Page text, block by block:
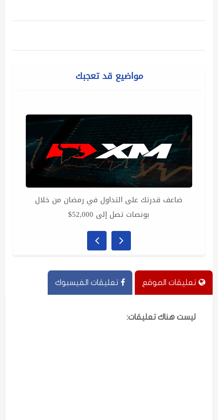
مواضيع قد تعجبك
ضاعف قدرتك على التداول في رمضان من خلال
بونصات تصل إلى 52,000$
تعليقات الموقع تعليقات الفيسبوك
ليست هناك تعليقات: